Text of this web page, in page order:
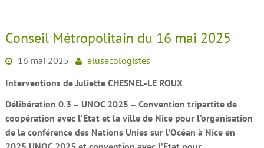
Conseil Métropolitain du 16 mai 2025
16 mai 2025
elusecologistes
Interventions de Juliette CHESNEL-LE ROUX
Délibération 0.3 – UNOC 2025 – Convention tripartite de
coopération avec l’Etat et la ville de Nice pour l’organisation
de la conférence des Nations Unies sur l’Océan à Nice en